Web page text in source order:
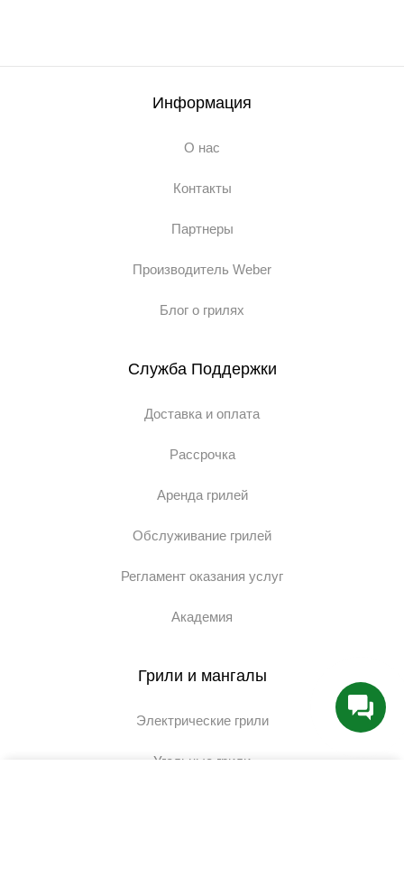
Информация
О нас
Контакты
Партнеры
Производитель Weber
Блог о грилях
Служба Поддержки
Доставка и оплата
Рассрочка
Аренда грилей
Обслуживание грилей
Регламент оказания услуг
Академия
Грили и мангалы
Электрические грили
Угольные грили